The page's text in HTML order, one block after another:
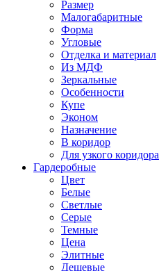
Размер
Малогабаритные
Форма
Угловые
Отделка и материал
Из МДФ
Зеркальные
Особенности
Купе
Эконом
Назначение
В коридор
Для узкого коридора
Гардеробные
Цвет
Белые
Светлые
Серые
Темные
Цена
Элитные
Дешевые